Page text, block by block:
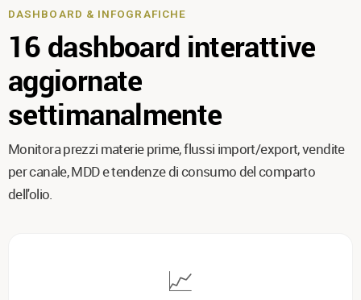
DASHBOARD & INFOGRAFICHE
16 dashboard interattive
aggiornate
settimanalmente
Monitora prezzi materie prime, flussi import/export, vendite
per canale, MDD e tendenze di consumo del comparto
dell'olio.
📈